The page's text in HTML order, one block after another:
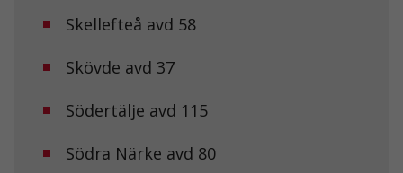
Skellefteå avd 58
Skövde avd 37
Södertälje avd 115
Södra Närke avd 80